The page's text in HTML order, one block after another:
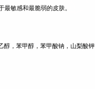
敏感和最脆弱的皮肤。
醇，苯甲醇，苯甲酸钠，山梨酸